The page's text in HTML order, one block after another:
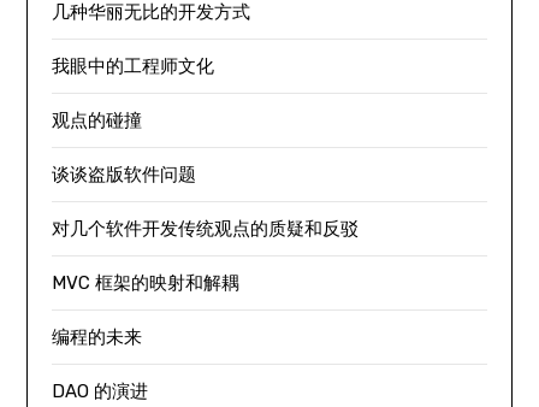
几种华丽无比的开发方式
我眼中的工程师文化
观点的碰撞
谈谈盗版软件问题
对几个软件开发传统观点的质疑和反驳
MVC 框架的映射和解耦
编程的未来
DAO 的演进